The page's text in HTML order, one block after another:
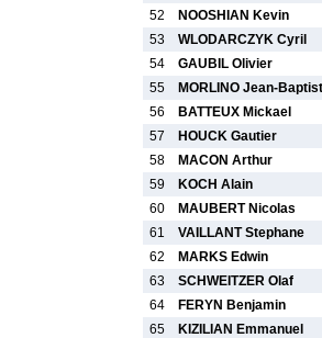
52
NOOSHIAN Kevin
53
WLODARCZYK Cyril
54
GAUBIL Olivier
55
MORLINO Jean-
56
BATTEUX Mickael
57
HOUCK Gautier
58
MACON Arthur
59
KOCH Alain
60
MAUBERT Nicolas
61
VAILLANT Stephane
62
MARKS Edwin
63
SCHWEITZER Olaf
64
FERYN Benjamin
65
KIZILIAN Emmanuel